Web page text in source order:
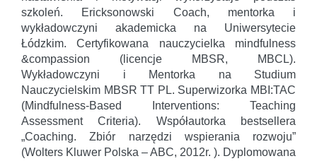
szkoleń. Ericksonowski Coach, mentorka i
wykładowczyni akademicka na Uniwersytecie
Łódzkim. Certyfikowana nauczycielka mindfulness
&compassion (licencje MBSR, MBCL).
Wykładowczyni i Mentorka na Studium
Nauczycielskim MBSR TT PL. Superwizorka MBI:TAC
(Mindfulness-Based Interventions: Teaching
Assessment Criteria). Współautorka bestsellera
„Coaching. Zbiór narzędzi wspierania rozwoju”
(Wolters Kluwer Polska – ABC, 2012r. ). Dyplomowana